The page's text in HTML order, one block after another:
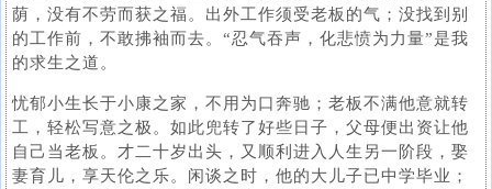
荫，没有不劳而获之福。出外工作须受老板的气；没找到别
的工作前，不敢拂袖而去。“忍气吞声，化悲愤为力量”是我
的求生之道。
忧郁小生长于小康之家，不用为口奔驰；老板不满他意就转
工，轻松写意之极。如此兜转了好些日子，父母便出资让他
自己当老板。才二十岁出头，又顺利进入人生另一阶段，娶
妻育儿，享天伦之乐。闲谈之时，他的大儿子已中学毕业；